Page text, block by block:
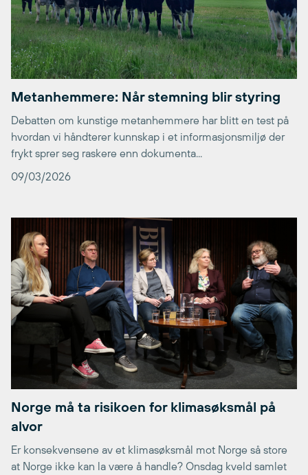
Metanhemmere: Når stemning blir styring
Debatten om kunstige metanhemmere har blitt en test på
hvordan vi håndterer kunnskap i et informasjonsmiljø der
frykt sprer seg raskere enn dokumenta...
09/03/2026
Norge må ta risikoen for klimasøksmål på
alvor
Er konsekvensene av et klimasøksmål mot Norge så store
at Norge ikke kan la være å handle? Onsdag kveld samlet